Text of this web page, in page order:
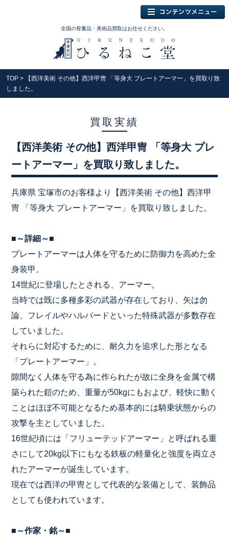
全国の骨董品・美術品買取はお任せください。
TOP > 【西洋美術 その他】西洋甲冑 「等身大 プレートアーマー」を買取り致
しました。
買取実績
【西洋美術 その他】西洋甲冑 「等身大 プレ
ートアーマー」を買取り致しました。
兵庫県 宝塚市のお客様より【西洋美術 その他】西洋甲
冑 「等身大 プレートアーマー」を買取り致しました。
■～詳細～■
プレートアーマーは人体を守るために防御力を高めた全
身装甲。
14世紀に登場したとされる、アーマー。
当時では既に多種多彩の武器が存在しており、矢は勿
論、フレイルやハルバードといった特殊武器が多数存在
していました。
それらに対応するために、耐久力を追求した形となる
「プレートアーマー」。
隙間なく人体を守る為に作られたが故に全身を金属で構
築られた鎧のため、重量が50kgにもおよび、軽快に動く
ことはほぼ不可能となるため基本的には騎乗状態からの
攻撃を主としていました。
16世紀頃には「フリューテッドアーマー」と呼ばれる重
さにして20kg以下にもなる鉄板の軽量化と強度を両立さ
れたアーマーが誕生しています。
現在では西洋の甲冑として代表的な装備として、装飾品
としても使われています。
■～作家・銘～■